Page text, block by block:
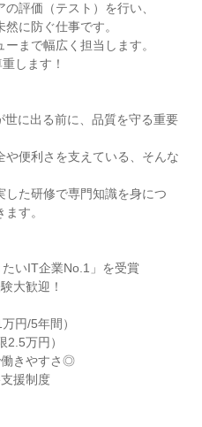
評価（テスト）を行い、
に防ぐ仕事です。
まで幅広く担当します。
します！
に出る前に、品質を守る重要
や便利さを支えている、そんな
した研修で専門知識を身につ
す。
いIT企業No.1」を受賞
大歓迎！
円/5年間）
万円）
働きやすさ◎
援制度